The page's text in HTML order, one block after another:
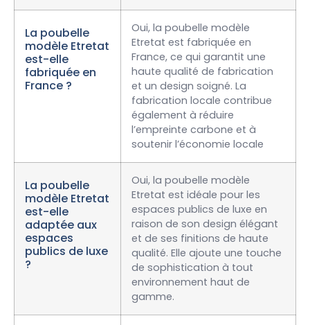
La poubelle
modèle Etretat
est-elle
fabriquée en
France ?
Oui, la poubelle modèle
Etretat est fabriquée en
France, ce qui garantit une
haute qualité de fabrication
et un design soigné. La
fabrication locale contribue
également à réduire
l’empreinte carbone et à
soutenir l’économie locale
La poubelle
modèle Etretat
est-elle
adaptée aux
espaces
publics de luxe
?
Oui, la poubelle modèle
Etretat est idéale pour les
espaces publics de luxe en
raison de son design élégant
et de ses finitions de haute
qualité. Elle ajoute une touche
de sophistication à tout
environnement haut de
gamme.